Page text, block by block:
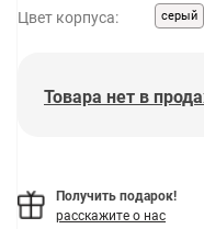
Цвет корпуса: серый
Товара нет в
Получить подарок!
расскажите о нас